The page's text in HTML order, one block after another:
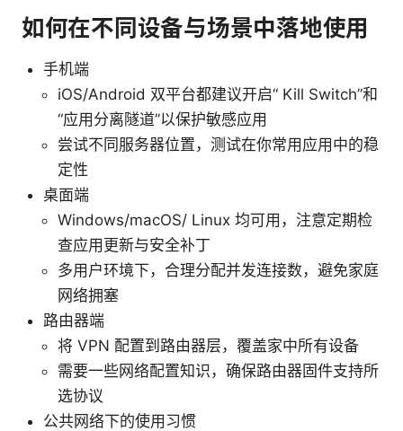
如何在不同设备与场景中落地使用
手机端
iOS/Android 双平台都建议开启“ Kill Switch”和
“应用分离隧道”以保护敏感应用
尝试不同服务器位置，测试在你常用应用中的稳
定性
桌面端
Windows/macOS/ Linux 均可用，注意定期检
查应用更新与安全补丁
多用户环境下，合理分配并发连接数，避免家庭
网络拥塞
路由器端
将 VPN 配置到路由器层，覆盖家中所有设备
需要一些网络配置知识，确保路由器固件支持所
选协议
公共网络下的使用习惯